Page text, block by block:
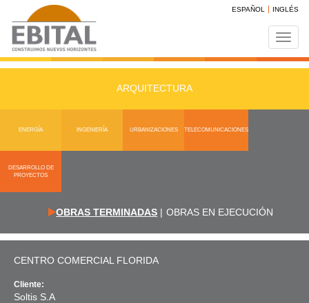
ESPAÑOL INGLÉS
ARQUITECTURA
ENERGÍA INGENIERÍA URBANIZACIONES TELECOMUNICACIONES
DESARROLLO DE
PROYECTOS
OBRAS TERMINADAS | OBRAS EN EJECUCIÓN
CENTRO COMERCIAL FLORIDA
Cliente:
Soltis S.A